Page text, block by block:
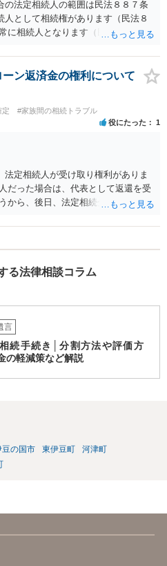
法定相続人の範囲は民法８８７条
として相続権があります（民法８
に相続人となります（民法８９０
５人に加えて「おじ又はおば」にも
ン返済金の権利について
定 #家族間の相続トラブル
役にたった 1
定相続人が受け取り権利がありま
だった場合は、代表として返還を受
から、後日、法定相続分に基づいて
る法律相談コラム
言
続手続き│分割方法や評価方
の軽減策など解説
豆の国市 東伊豆町
河津町